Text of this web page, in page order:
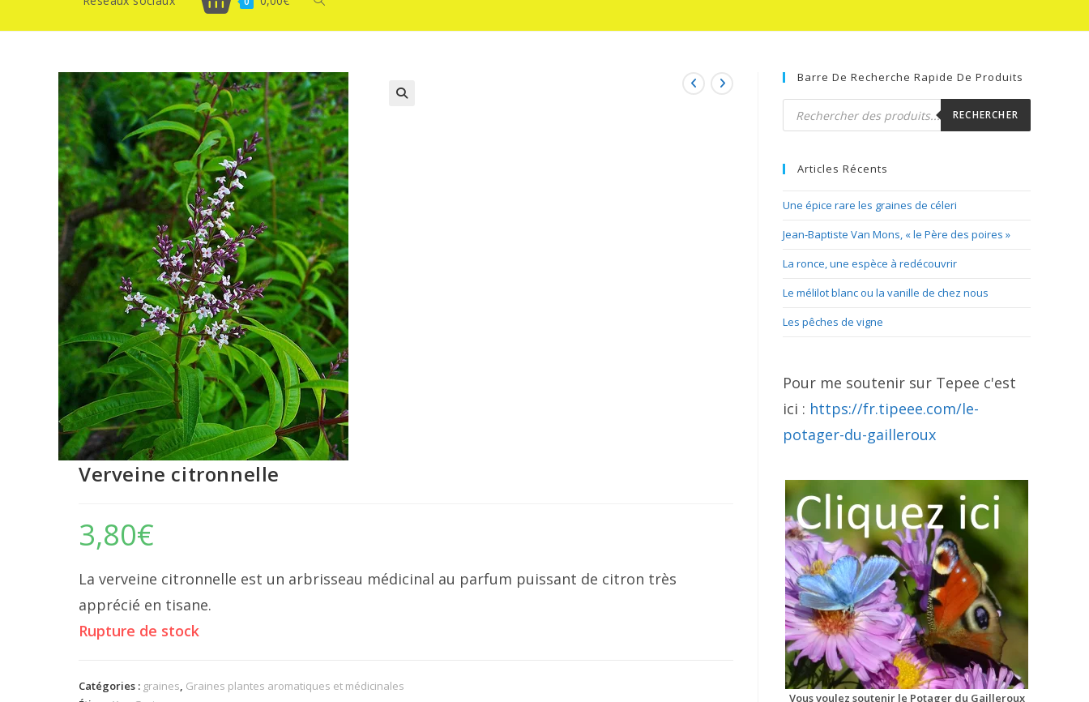
search
Verveine citronnelle
3,80€
La verveine citronnelle est un arbrisseau médicinal au parfum puissant de citron très
apprécié en tisane.
Rupture de stock
Catégories : graines, Graines plantes aromatiques et médicinales
Barre De Recherche Rapide De Produits
Recherche
produits
RECHERCHER
Articles Récents
Une épice rare les graines de céleri
Jean-Baptiste Van Mons, « le Père des poires »
La ronce, une espèce à redécouvrir
Le mélilot blanc ou la vanille de chez nous
Les pêches de vigne
Pour me soutenir sur Tepee c'est
ici : https://fr.tipeee.com/le-
potager-du-gailleroux
Vous voulez soutenir le Potager du Gailleroux